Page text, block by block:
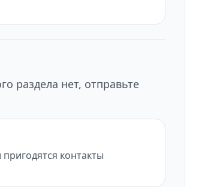
раздела нет, отправьте
контакты